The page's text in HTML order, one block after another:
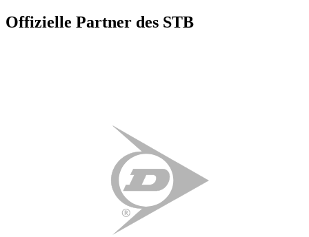
Offizielle Partner des STB